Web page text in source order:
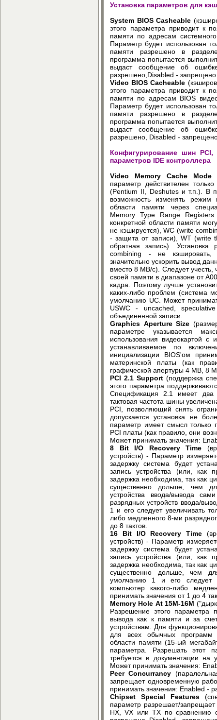
Установка параметров для
System BIOS Casheable
этого параметра приводит к
памяти по адресам
Параметр будет использован
памяти разрешено в
программа попытается
выдаст сообщение об
разрешено,Disabled - запрещено
Video BIOS Cacheable
этого параметра приводит к
памяти по адресам BIOS
Параметр будет использован
памяти разрешено в
программа попытается
выдаст сообщение об
разрешено, Disabled -
Конфигурирование шин
параметров IDE контроллера
Video Memory Cache Mode
параметр действителен
(Pentium II, Deshutes и т.п.). В
возможность изменять режим
области памяти через
Memory Type Range
конкретной области памяти
не кэшируется), WC (write
- защита от записи), WT (write
обратная запись).
combining - не кэшировать,
значительно ускорить вывод
вместо 8 MB/c). Следует учесть,
своей памяти в диапазоне от
кадра. Поэтому лучше
каких-либо проблем (система
умолчанию UC. Может
USWC - uncached,
объединенной записи.
Graphics Aperture Size
параметре указывается
использования видеокартой
устанавливаемое по
инициализации BIOS'ом
материнской платы (как
графической апертуры 4 MB, 8
PCI 2.1 Support (поддержка
этого параметра
Спецификация 2.1 имеет
тактовая частота шины
PCI, позволяющий снять
допускается установка не
параметр имеет смысл только
PCI платы (как правило, они
Может принимать значения:
8 Bit I/O Recovery Time
устройств) - Параметр
задержку система будет
запись устройства (или, как
задержка необходима, так как
существенно дольше, чем
устройства ввода/вывода
разрядных устройств ввода/
1 и его следует увеличивать
либо медленного 8-ми
до 8 тактов.
16 Bit I/O Recovery Time
устройств) - Параметр
задержку система будет
запись устройства (или, как
задержка необходима, так как
существенно дольше, чем
умолчанию 1 и его следует
компьютер какого-либо
принимать значения от 1 до 4
Memory Hole At 15M-16M
Разрешение этого параметра
вывода как к памяти и за
устройствам. Для
для всех обычных программ
области памяти (15-ый
параметра. Разрешать этот
требуется в документации на
Может принимать значения:
Peer Concurrancy
запрещает одновременную
принимать значения: Enabled -
Chipset Special Features
параметр разрешает/
HX, VX или TX по сравнению